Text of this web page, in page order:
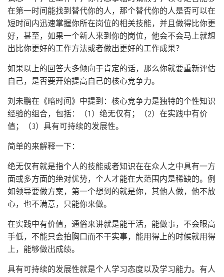
在第一时间能找到替代你的人，那个替代你的人是否可以在
短时间内迅速掌握你所在岗位的相关技能，并且做得比你更
好，甚至，如果一个新人来到你的岗位，他会不会马上就想
出比你更好的工作方法或者做出更好的工作成果？
如果以上的回答大多倾向于肯定的话，那么你就要重新评估
自己，是否要开始提高自己的核心竞争力。
刘未鹏在《暗时间》中提到：核心竞争力是独特的个性知识
经验的组合，包括：（1）绝无仅有；（2）在实践中有价
值；（3）具有可持续的发展性。
简单的来解释一下：
绝无仅有就是指个人的技能或者知识在在众人之中具有一方
面或多方面的绝对优势，个人才能在大范围内是稀缺的。例
如领导要做方案，第一个想到的就是你，其他人做，他不放
心，也不满意，只能你来做。
在实践中有价值，通俗来讲就是能干活，能做事，不会眼高
手低，不能只会拍胸口而不干实事，能用得上的时候就用得
上，能够做出成绩。
具有可持续的发展性就是个人学习态度以及学习能力。有人